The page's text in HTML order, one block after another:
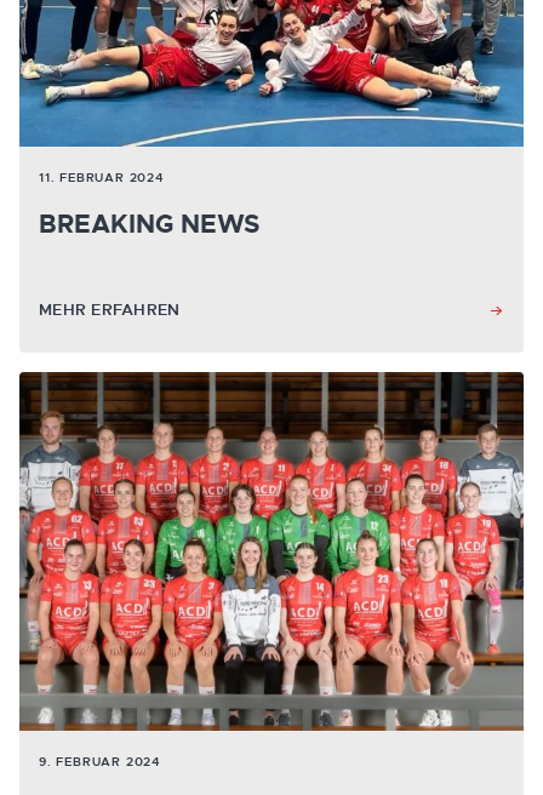
11. FEBRUAR 2024
BREAKING NEWS
MEHR ERFAHREN
9. FEBRUAR 2024